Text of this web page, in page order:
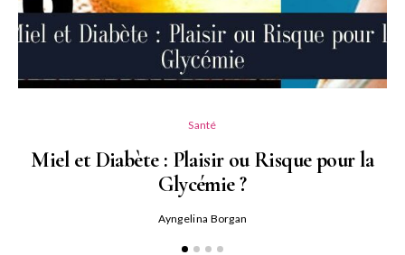
Santé
Miel et Diabète : Plaisir ou Risque pour la
Glycémie ?
Ayngelina Borgan